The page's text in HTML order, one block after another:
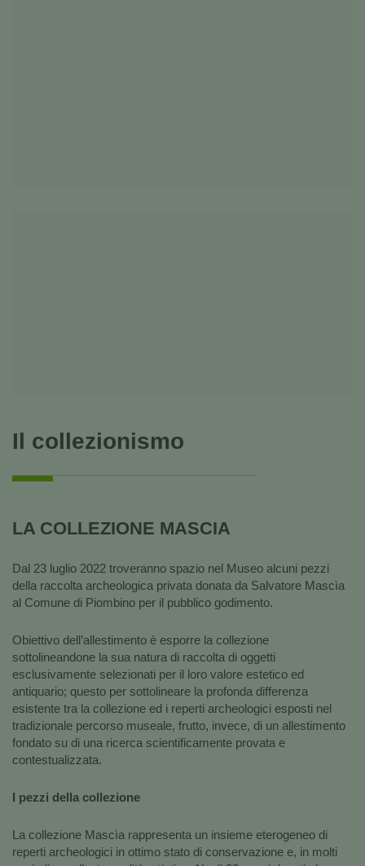
Il collezionismo
LA COLLEZIONE MASCIA
Dal 23 luglio 2022 troveranno spazio nel Museo alcuni pezzi
della raccolta archeologica privata donata da Salvatore Mascìa
al Comune di Piombino per il pubblico godimento.
Obiettivo dell’allestimento è esporre la collezione
sottolineandone la sua natura di raccolta di oggetti
esclusivamente selezionati per il loro valore estetico ed
antiquario; questo per sottolineare la profonda differenza
esistente tra la collezione ed i reperti archeologici esposti nel
tradizionale percorso museale, frutto, invece, di un allestimento
fondato su di una ricerca scientificamente provata e
contestualizzata.
I pezzi della collezione
La collezione Mascìa rappresenta un insieme eterogeneo di
reperti archeologici in ottimo stato di conservazione e, in molti